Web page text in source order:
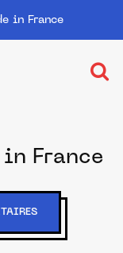
in France
France